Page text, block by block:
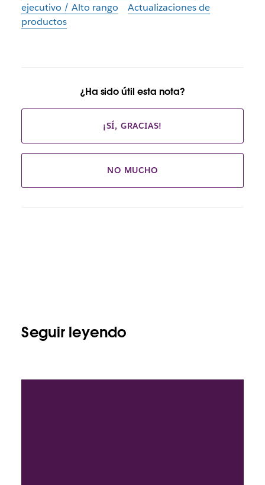
ejecutivo / Alto rango
Actualizaciones de
productos
¿Ha sido útil esta nota?
¡SÍ, GRACIAS!
NO MUCHO
Seguir leyendo